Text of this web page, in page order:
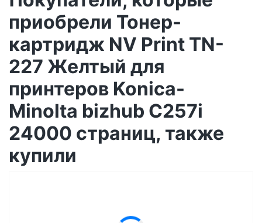
приобрели Тонер-
картридж NV Print TN-
227 Желтый для
принтеров Konica-
Minolta bizhub C257i
24000 страниц, также
купили